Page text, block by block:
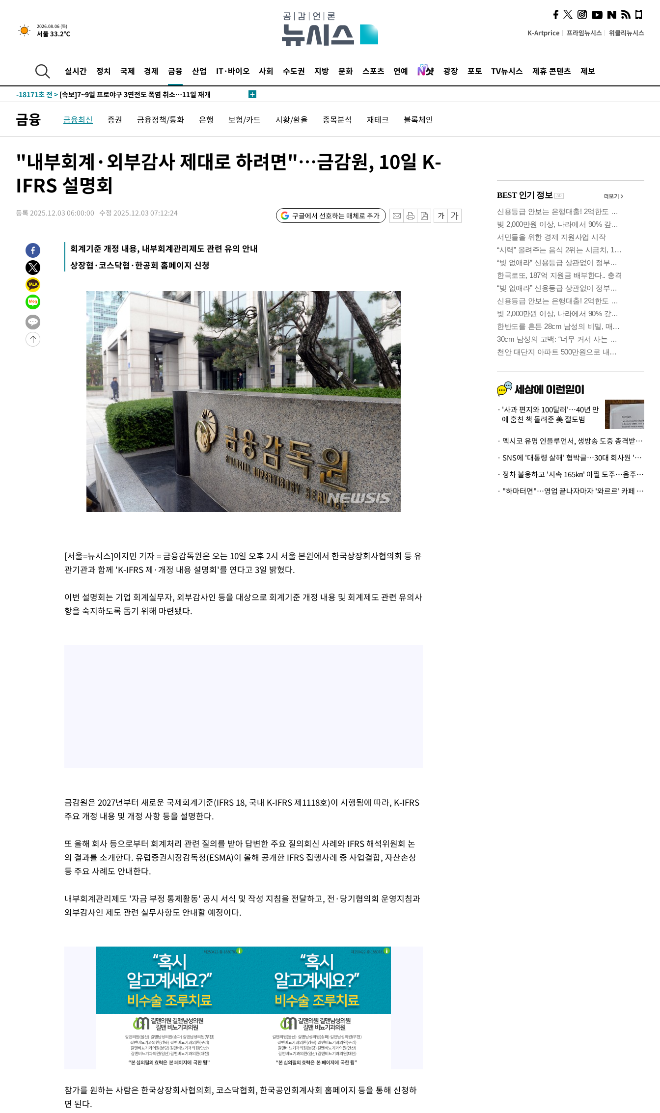
2026.08.06 (목)
서울 33.2℃ K-Artprice 프라임뉴시스 위클리뉴시스
실시간 정치 국제 경제 금융 산업 IT·바이오 사회 수도권 지방 문화 스포츠 연예 광장 포토 TV뉴시스 제휴 콘텐츠 제보
-21232초 전 >[속보]합참 "北 발사체는 단거리탄도미사일…감시·경계태세 강
화"
-20980초 전 >日방위성, 北이 동해로 쏜 발사체는 탄도미사일 가능성
-18816초 전 >
[속보]합참 "북, 동해상으로 미상 발사체 발사"
-18212초 전 >
-18171초 전 > [속보]7~9일 프로야구 3연전도 폭염 취소…11일 재개
-17660초 전 >
'월드컵 탈락 후폭풍' 축구협회…초유의 압수수색에 '충격·당황'
-17500초 전 >서울 낮 37.9도, 올여름 최고치 경신…영등포 순간 '40도'
-13157초 전 >[속보]코스닥, 800p 회복…0.26% 오른 801.67 마감
-13087초 전 >
[속보]코스피, 301.88포인트(4.58%) 내린 6296.38 마감
-12952초 전 > [속보]원·달러 환율, 0.7원 내린 1423.8원 마감
-7596초 전 >손흥민, 5경기 연속골 실패…LAFC는 승부차기 끝 과달라하라 격파
-197초 전 >내일까지 39도 '펄펄'…기상청 "태풍 지나며 폭염 잠시 꺾인다"
2분 전 >트럼프, 한국계 진보 주지사 후보 맹공…"공산주의가 최대 위협"
3분 전 >
"美간섭에 합의 지연"…트럼프, '이란 호르무즈 통제권' 수용할까
1시간 전 >
[속보]산업장관 "李정부, 원전 반대 안해…안정 전력 위해 불가피"
1시간 전 >
-21232초 전 >
[속보]합참 "北 발사체는 단거리탄도미사일…감시·경계태세 강
-20980초 전 >
日방위성, 北이 동해로 쏜 발사체는 탄도미사일 가능성
-19410초 전 >
[속보] SKT, 에이닷 서비스 장애 발생…"원인 파악 중"
-18816초 전 >
[속보]합참 "북, 동해상으로 미상 발사체 발사"
'낮 최고 39도' 불볕더위…한밤 열대야도 계속[내일날씨]
[속보]7~9일 프로야구 3연전도 폭염 취소…11일 재개
"韓 외환시장 개입 관측 배경엔 美의 대한국 무역적자 있어"
'월드컵 탈락 후폭풍' 축구협회…초유의 압수수색에 '충격·당황'
서울 낮 37.9도, 올여름 최고치 경신…영등포 순간 '40도'
[속보]종합특검, 대검 추가 압수수색…내란 중요임무종사 혐의
[속보]코스닥, 800p 회복…0.26% 오른 801.67 마감
[속보]코스피, 301.88포인트(4.58%) 내린 6296.38 마감
[속보]원·달러 환율, 0.7원 내린 1423.8원 마감
"여기 떨어졌다"…다누리, 스페이스X 로켓 달 충돌 흔적 포착
손흥민, 5경기 연속골 실패…LAFC는 승부차기 끝 과달라하라 격파
내일까지 39도 '펄펄'…기상청 "태풍 지나며 폭염 잠시 꺾인다"
[속보]경찰, '홍명보 선임 논란' 대한축구협회·축구회관 등 압수수색
금융 금융최신 증권 금융정책/통화 은행 보험/카드 시황/환율 종목분석 재테크 블록체인
"내부회계·외부감사 제대로 하려면"…금감원, 10일 K-
IFRS 설명회
등록 2025.12.03 06:00:00 수정 2025.12.03 07:12:24 구글에서 선호하는 매체로 추가
회계기준 개정 내용, 내부회계관리제도 관련 유의 안내
상장협·코스닥협·한공회 홈페이지 신청
[서울=뉴시스]이지민 기자 = 금융감독원은 오는 10일 오후 2시 서울 본원에서 한국상장회사협의회 등 유
관기관과 함께 'K-IFRS 제·개정 내용 설명회'를 연다고 3일 밝혔다.
이번 설명회는 기업 회계실무자, 외부감사인 등을 대상으로 회계기준 개정 내용 및 회계제도 관련 유의사
항을 숙지하도록 돕기 위해 마련됐다.
금감원은 2027년부터 새로운 국제회계기준(IFRS 18, 국내 K-IFRS 제1118호)이 시행됨에 따라, K-IFRS
주요 개정 내용 및 개정 사항 등을 설명한다.
또 올해 회사 등으로부터 회계처리 관련 질의를 받아 답변한 주요 질의회신 사례와 IFRS 해석위원회 논
의 결과를 소개한다. 유럽증권시장감독청(ESMA)이 올해 공개한 IFRS 집행사례 중 사업결합, 자산손상
등 주요 사례도 안내한다.
내부회계관리제도 '자금 부정 통제활동' 공시 서식 및 작성 지침을 전달하고, 전·당기협의회 운영지침과
외부감사인 제도 관련 실무사항도 안내할 예정이다.
참가를 원하는 사람은 한국상장회사협의회, 코스닥협회, 한국공인회계사회 홈페이지 등을 통해 신청하
면 된다.
의견, 국토부·LH에 충실히
전달할 것"
'사과 편지와 100달러'…40년 만
에 훔친 책 돌려준 美 절도범
· 멕시코 유명 인플루언서, 생방송 도중 총격받아 사망
· SNS에 '대통령 살해' 협박글…30대 회사원 '불구속 송치'
· 정차 불응하고 '시속 165㎞' 아찔 도주…음주운전자 체포
· "하마터면"…영업 끝나자마자 '와르르' 카페 테라스 덮친 대리석 외벽